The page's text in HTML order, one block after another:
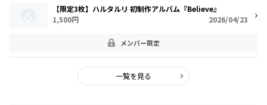
【限定3枚】ハルタルリ 初制作アルバム『Believe』
1,500円
2026/04/23
メンバー限定
一覧を見る